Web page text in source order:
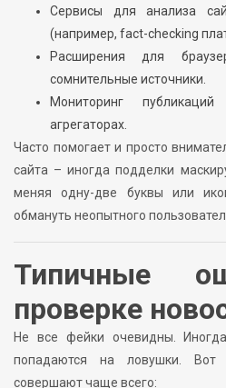
Сервисы для анализа
(например, fact-checking
Расширения для
сомнительные источники.
Мониторинг
агрегаторах.
Часто помогает и просто
сайта – иногда подделки
меняя одну-две буквы или
обмануть неопытного
Типичные
проверке
Не все фейки очевидны.
попадаются на ловушки. Вот
совершают чаще всего: